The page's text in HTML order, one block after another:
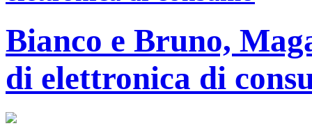
Bianco e Bruno,
di elettronica di